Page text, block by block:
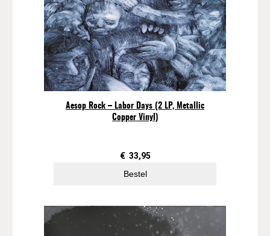
Aesop Rock – Labor Days (2 LP, Metallic
Copper Vinyl)
€ 33,95
Bestel